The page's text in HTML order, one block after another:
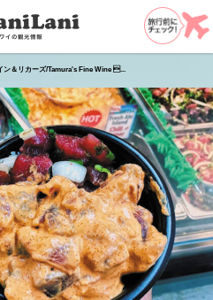
ン＆リカーズ/Tamura's Fine Wine ...